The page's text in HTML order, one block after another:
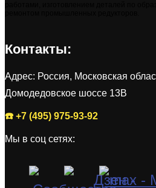
Контакты:
Адрес: Россия, Московская
Домодедовское шоссе 13В
☎️ +7 (495) 975-93-92
Мы в соц сетях: